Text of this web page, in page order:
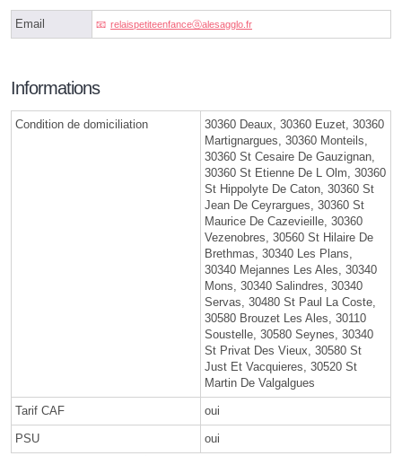
Email relaispetiteenfanceⓐalesagglo.fr
Informations
Condition de domiciliation
30360 Deaux, 30360 Euzet, 30360
Martignargues, 30360 Monteils,
30360 St Cesaire De Gauzignan,
30360 St Etienne De L Olm, 30360
St Hippolyte De Caton, 30360 St
Jean De Ceyrargues, 30360 St
Maurice De Cazevieille, 30360
Vezenobres, 30560 St Hilaire De
Brethmas, 30340 Les Plans,
30340 Mejannes Les Ales, 30340
Mons, 30340 Salindres, 30340
Servas, 30480 St Paul La Coste,
30580 Brouzet Les Ales, 30110
Soustelle, 30580 Seynes, 30340
St Privat Des Vieux, 30580 St
Just Et Vacquieres, 30520 St
Martin De Valgalgues
Tarif CAF oui
PSU oui